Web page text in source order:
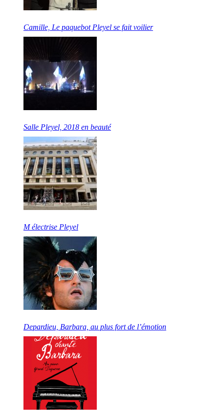
Camille, Le paquebot Pleyel se fait voilier
Salle Pleyel, 2018 en beauté
M électrise Pleyel
Depardieu, Barbara, au plus fort de l’émotion